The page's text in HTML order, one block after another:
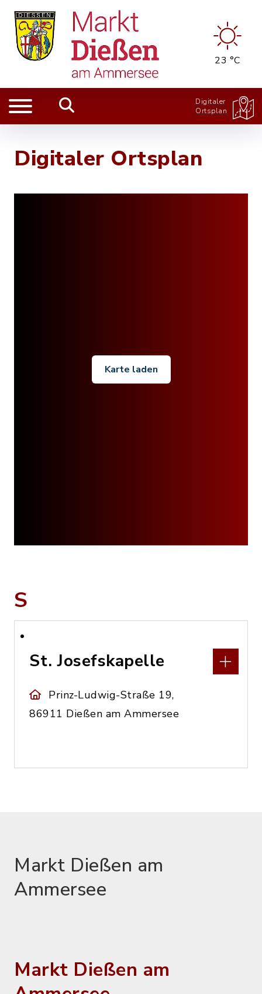
23 °C
Digitaler
Ortsplan
Digitaler Ortsplan
Karte laden
S
St. Josefskapelle
Prinz-Ludwig-Straße 19,
86911 Dießen am Ammersee
Markt Dießen am
Ammersee
Markt Dießen am